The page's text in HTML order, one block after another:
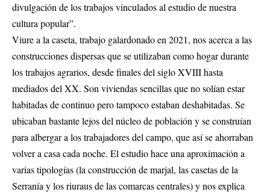
divulgación de los trabajos vinculados al estudio de nuestra
cultura popular”.
Viure a la caseta, trabajo galardonado en 2021, nos acerca a las
construcciones dispersas que se utilizaban como hogar durante
los trabajos agrarios, desde finales del siglo XVIII hasta
mediados del XX. Son viviendas sencillas que no solían estar
habitadas de continuo pero tampoco estaban deshabitadas. Se
ubicaban bastante lejos del núcleo de población y se construían
para albergar a los trabajadores del campo, que así se ahorraban
volver a casa cada noche. El estudio hace una aproximación a
varias tipologías (la construcción de marjal, las casetas de la
Serranía y los riuraus de las comarcas centrales) y nos explica